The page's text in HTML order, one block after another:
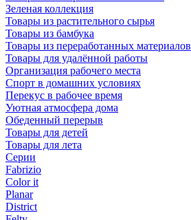
Зеленая коллекция
Товары из растительного сырья
Товары из бамбука
Товары из переработанных материалов
Товары для удалённой работы
Организация рабочего места
Спорт в домашних условиях
Перекус в рабочее время
Уютная атмосфера дома
Обеденный перерыв
Товары для детей
Товары для лета
Серии
Fabrizio
Color it
Planar
District